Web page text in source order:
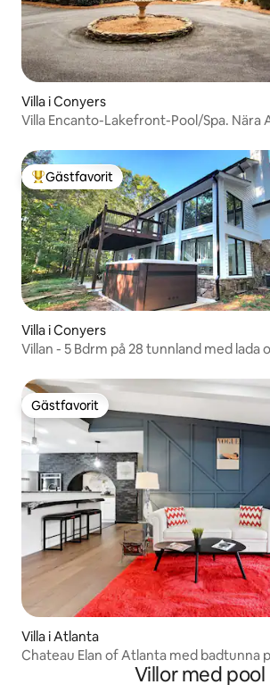
Villa i Conyers
Villa Encanto-Lakefront-Pool/Spa. Nära
Populär gästfavorit
Gästfavorit
Villa i Conyers
Villan - 5 Bdrm på 28 tunnland med lada
Gästfavorit
Gästfavorit
Villa i Atlanta
Chateau Elan of Atlanta med badtunna
Villor med pool